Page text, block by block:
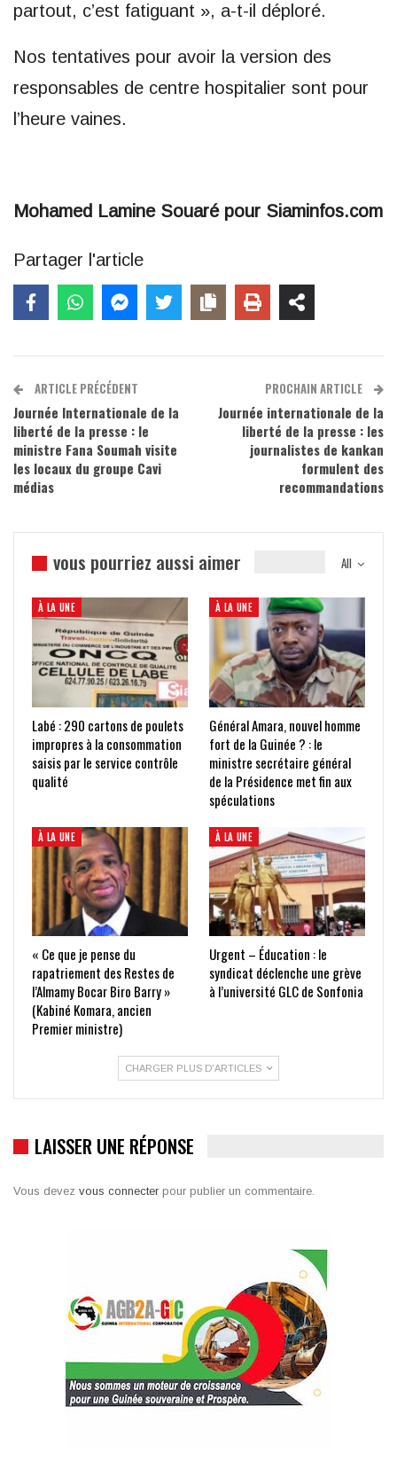
partout, c’est fatiguant », a-t-il déploré.
Nos tentatives pour avoir la version des
responsables de centre hospitalier sont pour
l’heure vaines.
Mohamed Lamine Souaré pour Siaminfos.com
Partager l'article
ARTICLE PRÉCÉDENT
Journée Internationale de la
liberté de la presse : le
ministre Fana Soumah visite
les locaux du groupe Cavi
médias
PROCHAIN ARTICLE
Journée internationale de la
liberté de la presse : les
journalistes de kankan
formulent des
recommandations
All
vous pourriez aussi aimer
À LA UNE
Labé : 290 cartons de poulets
impropres à la consommation
saisis par le service contrôle
qualité
À LA UNE
Général Amara, nouvel homme
fort de la Guinée ? : le
ministre secrétaire général
de la Présidence met fin aux
spéculations
À LA UNE
« Ce que je pense du
rapatriement des Restes de
l’Almamy Bocar Biro Barry »
(Kabiné Komara, ancien
Premier ministre)
À LA UNE
Urgent – Éducation : le
syndicat déclenche une grève
à l’université GLC de Sonfonia
CHARGER PLUS D'ARTICLES
LAISSER UNE RÉPONSE
Vous devez vous connecter pour publier un commentaire.